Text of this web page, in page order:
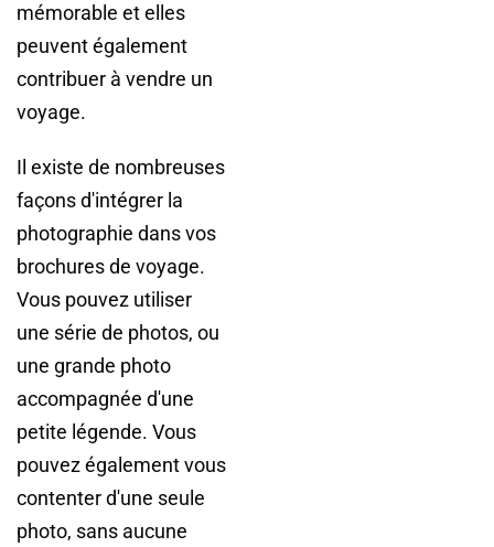
mémorable et elles
peuvent également
contribuer à vendre un
voyage.
Il existe de nombreuses
façons d'intégrer la
photographie dans vos
brochures de voyage.
Vous pouvez utiliser
une série de photos, ou
une grande photo
accompagnée d'une
petite légende. Vous
pouvez également vous
contenter d'une seule
photo, sans aucune